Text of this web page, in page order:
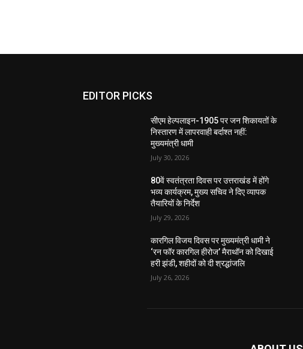
EDITOR PICKS
सीएम हेल्पलाइन-1905 पर जन शिकायतों के
निस्तारण में लापरवाही बर्दाश्त नहीं:
मुख्यमंत्री धामी
July 30, 2026
80वें स्वतंत्रता दिवस पर उत्तराखंड में होंगे
भव्य कार्यक्रम, मुख्य सचिव ने दिए व्यापक
तैयारियों के निर्देश
July 29, 2026
कारगिल विजय दिवस पर मुख्यमंत्री धामी ने
‘रन फॉर कारगिल हीरोज’ मैराथॉन को दिखाई
हरी झंडी, शहीदों को दी श्रद्धांजलि
July 26, 2026